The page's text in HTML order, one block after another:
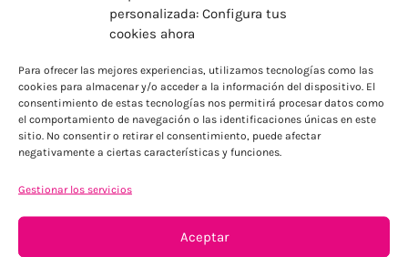
personalizada: Configura tus
cookies ahora
Para ofrecer las mejores experiencias, utilizamos tecnologías como las
cookies para almacenar y/o acceder a la información del dispositivo. El
consentimiento de estas tecnologías nos permitirá procesar datos como
el comportamiento de navegación o las identificaciones únicas en este
sitio. No consentir o retirar el consentimiento, puede afectar
negativamente a ciertas características y funciones.
Gestionar los servicios
Aceptar
Para Península, resto consultar
TU SATISFACCIÓN = LA NUESTRA